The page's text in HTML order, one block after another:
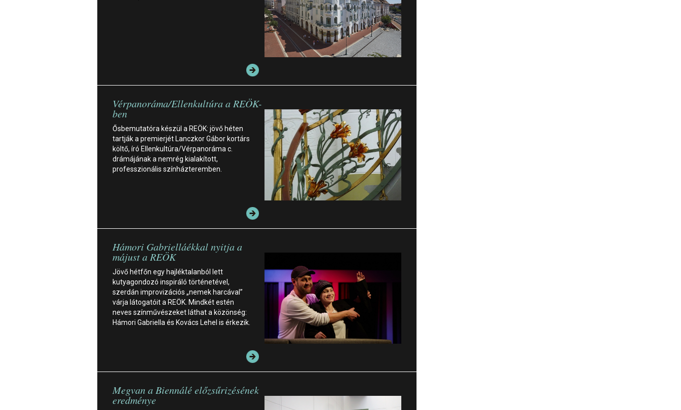
Vérpanoráma/Ellenkultúra a REÖK-
ben
Ősbemutatóra készül a REÖK: jövő héten
tartják a premierjét Lanczkor Gábor kortárs
költő, író Ellenkultúra/Vérpanoráma c.
drámájának a nemrég kialakított,
professzionális színházteremben.
Hámori Gabrielláékkal nyitja a
májust a REÖK
Jövő hétfőn egy hajléktalanból lett
kutyagondozó inspiráló történetével,
szerdán improvizációs „nemek harcával”
várja látogatóit a REÖK. Mindkét estén
neves színművészeket láthat a közönség:
Hámori Gabriella és Kovács Lehel is érkezik.
Megvan a Biennálé előzsűrizésének
eredménye